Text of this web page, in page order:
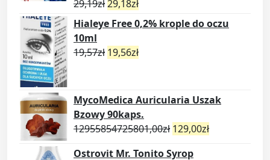
29,19zł29,18zł
Hialeye Free 0,2% krople do oczu
10ml
19,57zł 19,56zł
MycoMedica Auricularia Uszak
Bzowy 90kaps.
12955854725801,00zł 129,00zł
Ostrovit Mr. Tonito Syrop